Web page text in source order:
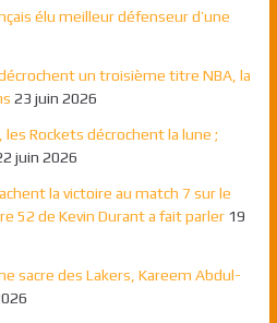
élu meilleur défenseur d’une
un troisième titre NBA, la
23 juin 2026
Rockets décrochent la lune ;
juin 2026
la victoire au match 7 sur le
52 de Kevin Durant a fait parler 19
sacre des Lakers, Kareem Abdul-